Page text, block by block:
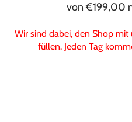
von €199,00
Wir sind dabei, den Shop
füllen. Jeden Tag